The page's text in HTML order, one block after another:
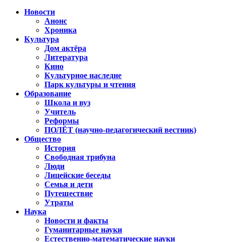
Новости
Анонс
Хроника
Культура
Дом актёра
Литература
Кино
Культурное наследие
Парк культуры и чтения
Образование
Школа и вуз
Учитель
Реформы
ПОЛЁТ (научно-педагогический вестник)
Общество
История
Свободная трибуна
Люди
Лицейские беседы
Семья и дети
Путешествие
Утраты
Наука
Новости и факты
Гуманитарные науки
Естественно-математические науки